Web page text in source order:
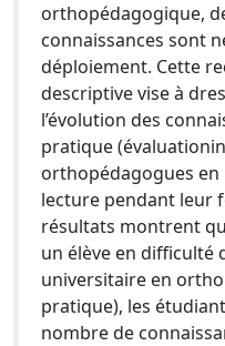
orthopédagogique,
connaissances sont
déploiement. Cette
descriptive vise à
l’évolution des
pratique
orthopédagogues en
lecture pendant leur
résultats montrent
un élève en difficulté
universitaire en
pratique), les
nombre de